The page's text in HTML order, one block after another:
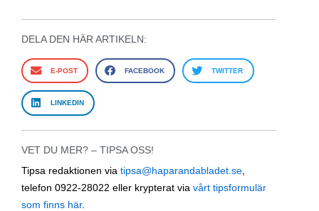
DELA DEN HÄR ARTIKELN:
E-POST FACEBOOK TWITTER
LINKEDIN
VET DU MER? – TIPSA OSS!
Tipsa redaktionen via tipsa@haparandabladet.se
telefon 0922-28022 eller krypterat via vårt tipsformulär
som finns här.